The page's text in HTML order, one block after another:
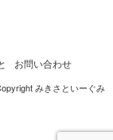
お問い合わせ
みきさといーぐみ